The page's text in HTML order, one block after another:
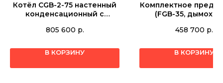
Котёл CGB-2-75 настенный
конденсационный с
насосом 8616824
805 600 р.
В КОРЗИНУ
Комплектное
(FGB-35,
датчиком
K8614806011
458 700 р.
В КОРЗИНУ